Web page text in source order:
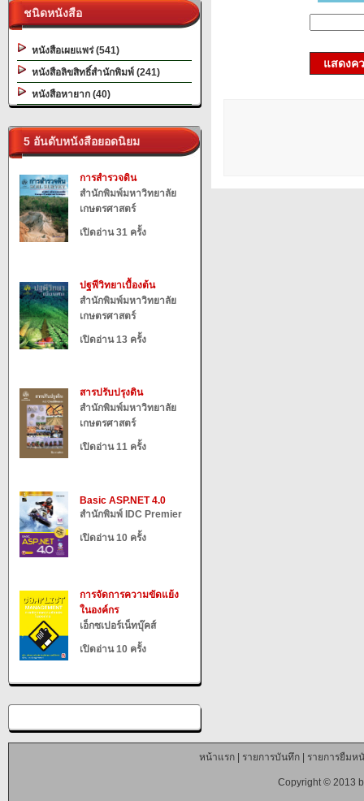
ชนิดหนังสือ
หนังสือเผยแพร่ (541)
หนังสือลิขสิทธิ์สำนักพิมพ์ (241)
หนังสือหายาก (40)
5 อันดับหนังสือยอดนิยม
การสำรวจดิน
สำนักพิมพ์มหาวิทยาลัย
เกษตรศาสตร์
เปิดอ่าน 31 ครั้ง
ปฐพีวิทยาเบื้องต้น
สำนักพิมพ์มหาวิทยาลัย
เกษตรศาสตร์
เปิดอ่าน 13 ครั้ง
สารปรับปรุงดิน
สำนักพิมพ์มหาวิทยาลัย
เกษตรศาสตร์
เปิดอ่าน 11 ครั้ง
Basic ASP.NET 4.0
สำนักพิมพ์ IDC Premier
เปิดอ่าน 10 ครั้ง
การจัดการความขัดแย้ง
ในองค์กร
เอ็กซเปอร์เน็ทบุ๊คส์
เปิดอ่าน 10 ครั้ง
แสดงค
หน้าแรก| รายการบันทึก| รายการยืมห
Copyright © 2013